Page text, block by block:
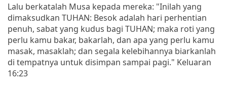
Lalu berkatalah Musa kepada mereka: "Inilah yang
dimaksudkan TUHAN: Besok adalah hari perhentian
penuh, sabat yang kudus bagi TUHAN; maka roti yang
perlu kamu bakar, bakarlah, dan apa yang perlu kamu
masak, masaklah; dan segala kelebihannya biarkanlah
di tempatnya untuk disimpan sampai pagi." Keluaran
16:23